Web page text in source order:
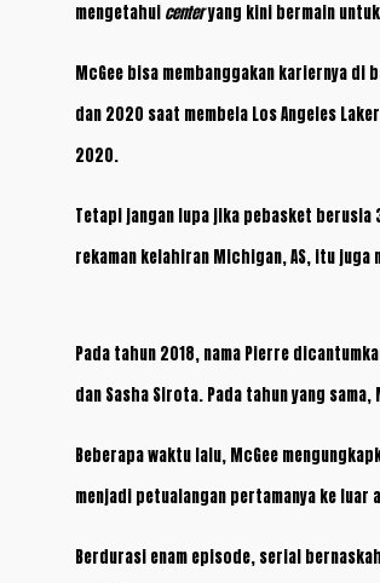
mengetahui centeryang kini bermain
McGee bisa membanggakan kariernya di
dan 2020 saat membela Los Angeles
2020.
Tetapi jangan lupa jika pebasket
rekaman kelahiran Michigan, AS, itu juga
Pada tahun 2018, nama Pierre
dan Sasha Sirota. Pada tahun yang
Beberapa waktu lalu, McGee
menjadi petualangan pertamanya ke luar
Berdurasi enam episode, serial